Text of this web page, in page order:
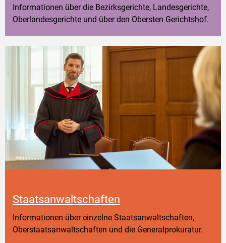
Informationen über die Bezirksgerichte, Landesgerichte,
Oberlandesgerichte und über den Obersten Gerichtshof.
Staatsanwaltschaften
Informationen über einzelne Staatsanwaltschaften,
Oberstaatsanwaltschaften und die Generalprokuratur.